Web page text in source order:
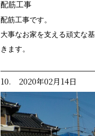
配筋工事
配筋工事です。
大事なお家を支える頑丈な
きます。
10. 2020年02月14日